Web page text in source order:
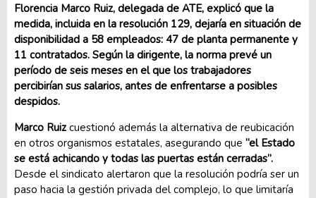
Florencia Marco Ruiz, delegada de ATE, explicó que la
medida, incluida en la resolución 129, dejaría en situación de
disponibilidad a 58 empleados: 47 de planta permanente y
11 contratados. Según la dirigente, la norma prevé un
período de seis meses en el que los trabajadores
percibirían sus salarios, antes de enfrentarse a posibles
despidos.
Marco Ruizcuestionó además la alternativa de reubicación
en otros organismos estatales, asegurando que “el Estado
se está achicando y todas las puertas están cerradas”.
Desde el sindicato alertaron que la resolución podría ser un
paso hacia la gestión privada del complejo, lo que limitaría